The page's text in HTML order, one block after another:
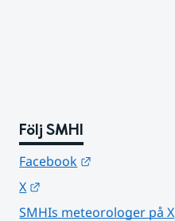
Följ SMHI
Facebook
X
SMHIs meteorologer på X